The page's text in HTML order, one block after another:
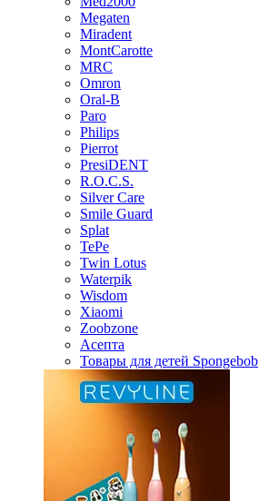
Megaten
Miradent
MontCarotte
MRC
Omron
Oral-B
Paro
Philips
Pierrot
PresiDENT
R.O.C.S.
Silver Care
Smile Guard
Splat
TePe
Twin Lotus
Waterpik
Wisdom
Xiaomi
Zoobzone
Асепта
Товары для детей Spongebob